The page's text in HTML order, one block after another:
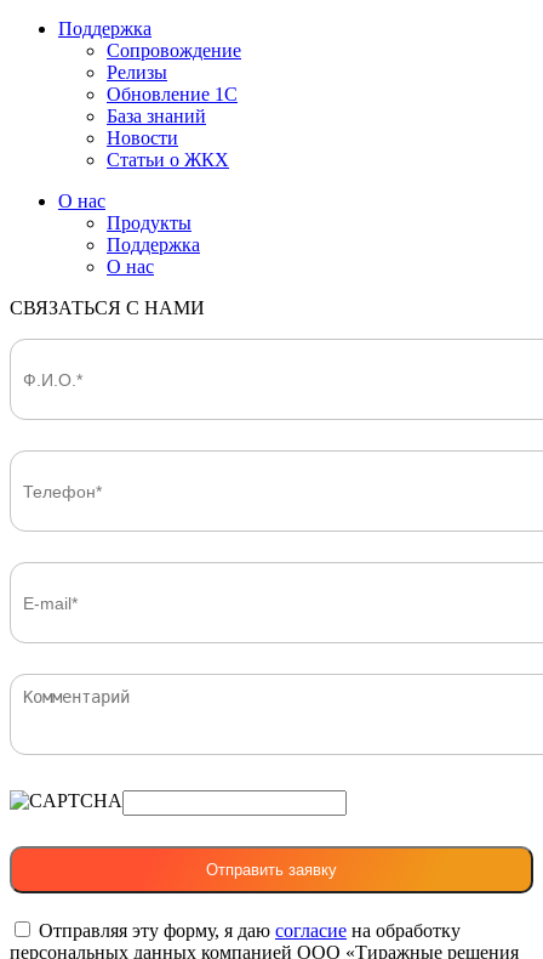
Поддержка
Сопровождение
Релизы
Обновление 1С
База знаний
Новости
Статьи о ЖКХ
О нас
Продукты
Поддержка
О нас
СВЯЗАТЬСЯ С НАМИ
Отправляя эту форму, я даю согласие на обработку
персональных данных компанией ООО «Тиражные решения